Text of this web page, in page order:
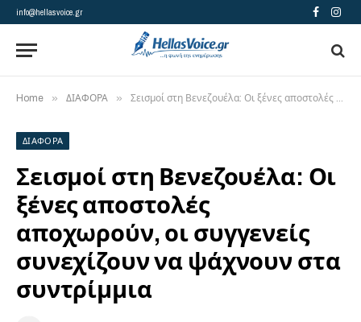
info@hellasvoice.gr Facebook
Home » ΔΙΑΦΟΡΑ » Σεισμοί στη Βενεζουέλα: Οι ξένες αποστολές αποχωρούν, οι συγγενείς συνεχίζουν να ψάχνουν στα συντρίμμια
ΔΙΑΦΟΡΑ
Σεισμοί στη Βενεζουέλα: Οι
ξένες αποστολές
αποχωρούν, οι συγγενείς
συνεχίζουν να ψάχνουν στα
συντρίμμια